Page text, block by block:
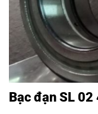
Bạc đạn SL